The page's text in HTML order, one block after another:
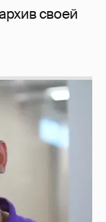
своей